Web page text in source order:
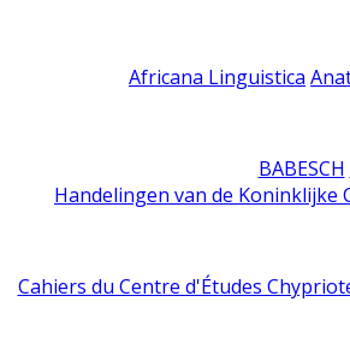
Africana Linguistica
BABESCH
Handelingen van de Koninklijke
Cahiers du Centre d'Études